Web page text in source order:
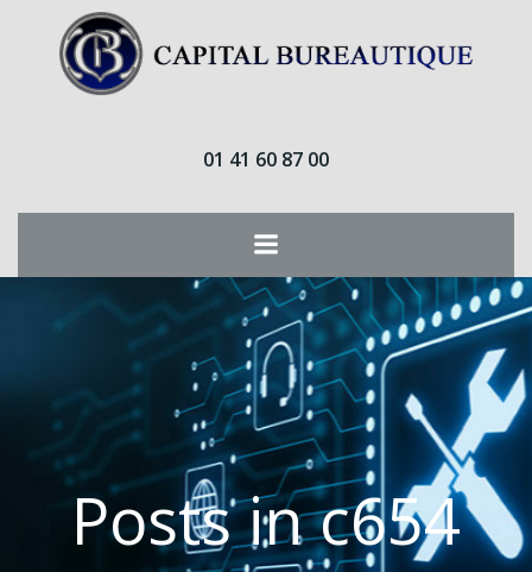
au
contenu
01 41 60 87 00
Posts in c654